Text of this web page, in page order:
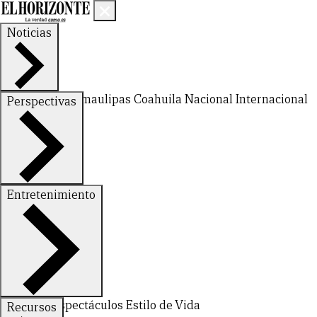
Noticias
Nuevo LeónTamaulipas Coahuila NacionalInternacional
Perspectivas
FinanzasOpinión
Entretenimiento
DeportesEspectáculos Estilo de Vida
Recursos